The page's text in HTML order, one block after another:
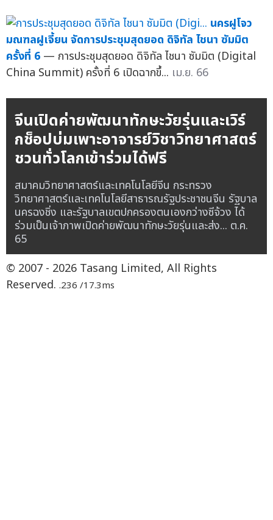
นครฝูโจว
มณฑลฝูเจี้ยน จัดการประชุมสุดยอด ดิจิทัล ไชนา ซัมมิต
ครั้งที่ 6 — การประชุมสุดยอด ดิจิทัล ไชนา ซัมมิต (Digital
China Summit) ครั้งที่ 6 เปิดฉากขึ้... เม.ย. 66
จีนเปิดค่ายพัฒนาทักษะวัยรุ่นและเวิร์
กช็อปบ่มเพาะอาจารย์วิชาวิทยาศาสตร์
ชวนทั่วโลกเข้าร่วมได้ฟรี
สมาคมวิทยาศาสตร์และเทคโนโลยีจีน กระทรวง
วิทยาศาสตร์และเทคโนโลยีสาธารณรัฐประชาชนจีน รัฐบาล
นครฉงชิ่ง และรัฐบาลเขตปกครองตนเองกว่างซีจ้วง ได้
ร่วมเป็นเจ้าภาพเปิดค่ายพัฒนาทักษะวัยรุ่นและส่ง... ต.ค.
65
© 2007 - 2026 Tasang Limited, All Rights
Reserved. .236 /17.3ms